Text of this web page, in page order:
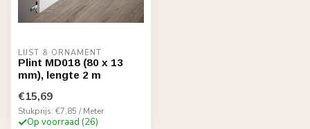
LIJST & ORNAMENT
Plint MD018 (80 x 13
mm), lengte 2 m
€15,69
Stukprijs: €7,85 / Meter
Op voorraad (26)